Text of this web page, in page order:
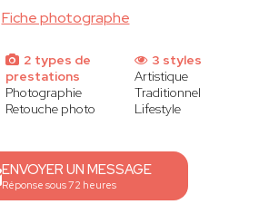
Fiche photographe
2 types de
prestations
Photographie
Retouche photo
3 styles
Artistique
Traditionnel
Lifestyle
ENVOYER UN MESSAGE
Réponse sous 72 heures